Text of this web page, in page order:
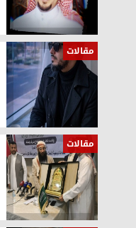
مقالات
مقالات